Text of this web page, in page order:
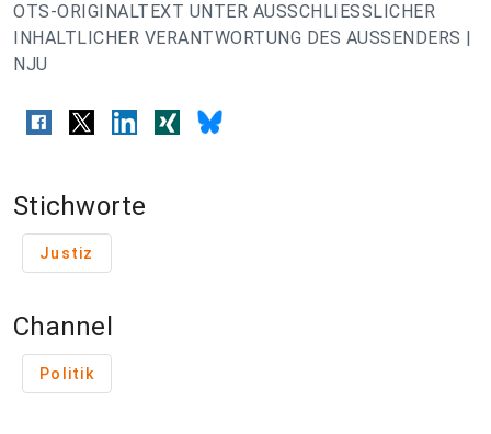
OTS-ORIGINALTEXT UNTER AUSSCHLIESSLICHER
INHALTLICHER VERANTWORTUNG DES AUSSENDERS |
NJU
Stichworte
Justiz
Channel
Politik